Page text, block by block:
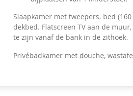
Slaapkamer met tweepers. bed
dekbed. Flatscreen TV aan de
te zijn vanaf de bank in de zithoek.
Privébadkamer met douche,